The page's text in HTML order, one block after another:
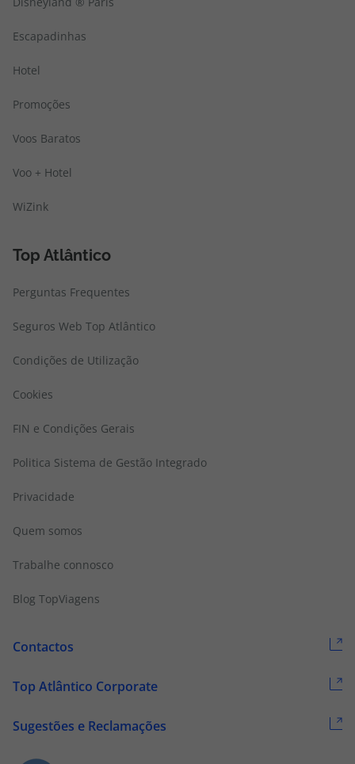
Escapadinhas
Hotel
Promoções
Voos Baratos
Voo + Hotel
WiZink
Top Atlântico
Perguntas Frequentes
Seguros Web Top Atlântico
Condições de Utilização
Cookies
FIN e Condições Gerais
Politica Sistema de Gestão Integrado
Privacidade
Quem somos
Trabalhe connosco
Blog TopViagens
Contactos
Top Atlântico Corporate
Sugestões e Reclamações